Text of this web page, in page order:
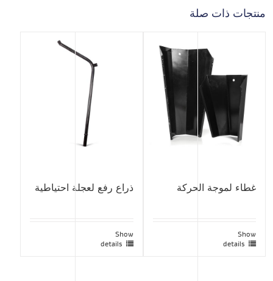
منتجات ذات صلة
غطاء لموجة الحركة
Show
details
ذراع رفع لعجلة احتياطية
Show
details